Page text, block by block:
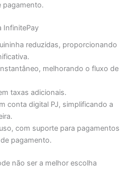
pagamento.
InfinitePay
reduzidas, proporcionando
melhorando o fluxo de
taxas adicionais.
conta digital PJ, simplificando a
com suporte para pagamentos
pagamento.
não ser a melhor escolha